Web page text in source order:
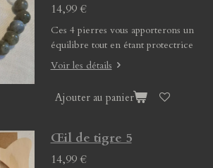
14,99 €
Ces 4 pierres vous apporterons un
équilibre tout en étant protectrice
Voir les détails
Ajouter au panier
Œil de tigre 5
14,99 €